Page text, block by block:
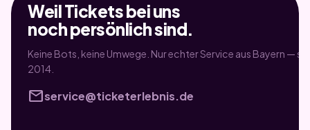
Weil Tickets bei uns
noch persönlich sind.
Keine Bots, keine Umwege. Nur echter Service aus Bayern —
2014.
mailservice@ticketerlebnis.de